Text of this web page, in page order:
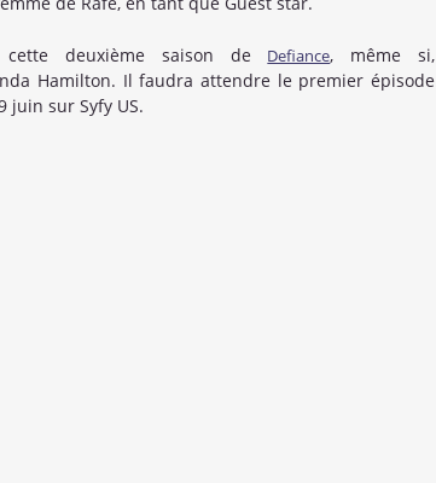
deuxième saison de Defiance, même si,
Hamilton. Il faudra attendre le premier épisode
juin sur Syfy US.